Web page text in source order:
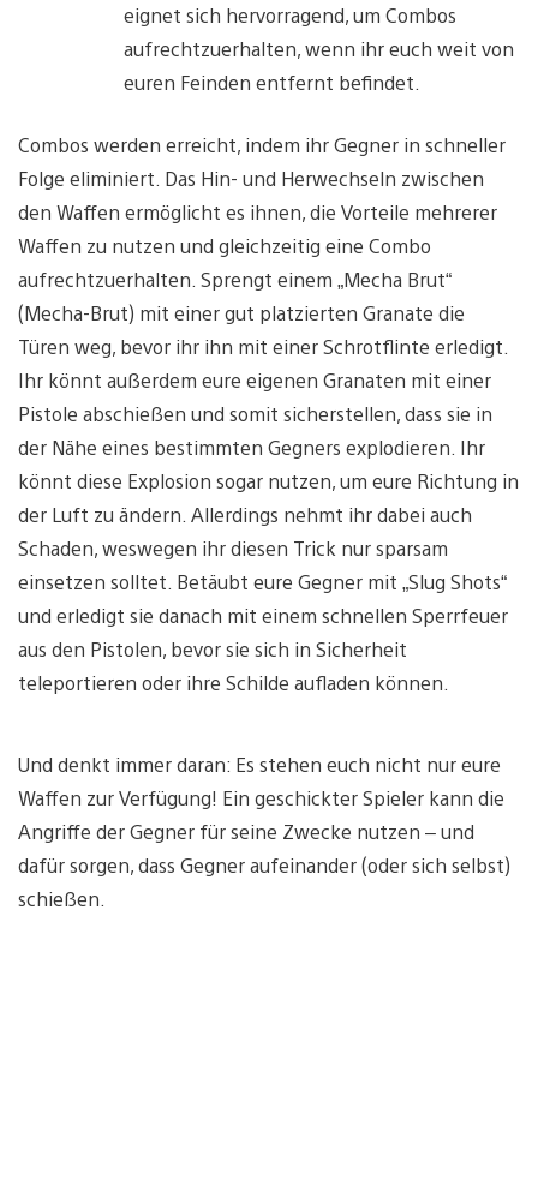
eignet sich hervorragend, um Combos
aufrechtzuerhalten, wenn ihr euch weit von
euren Feinden entfernt befindet.
Combos werden erreicht, indem ihr Gegner in schneller
Folge eliminiert. Das Hin- und Herwechseln zwischen
den Waffen ermöglicht es ihnen, die Vorteile mehrerer
Waffen zu nutzen und gleichzeitig eine Combo
aufrechtzuerhalten. Sprengt einem „Mecha Brut“
(Mecha-Brut) mit einer gut platzierten Granate die
Türen weg, bevor ihr ihn mit einer Schrotflinte erledigt.
Ihr könnt außerdem eure eigenen Granaten mit einer
Pistole abschießen und somit sicherstellen, dass sie in
der Nähe eines bestimmten Gegners explodieren. Ihr
könnt diese Explosion sogar nutzen, um eure Richtung in
der Luft zu ändern. Allerdings nehmt ihr dabei auch
Schaden, weswegen ihr diesen Trick nur sparsam
einsetzen solltet. Betäubt eure Gegner mit „Slug Shots“
und erledigt sie danach mit einem schnellen Sperrfeuer
aus den Pistolen, bevor sie sich in Sicherheit
teleportieren oder ihre Schilde aufladen können.
Und denkt immer daran: Es stehen euch nicht nur eure
Waffen zur Verfügung! Ein geschickter Spieler kann die
Angriffe der Gegner für seine Zwecke nutzen – und
dafür sorgen, dass Gegner aufeinander (oder sich selbst)
schießen.